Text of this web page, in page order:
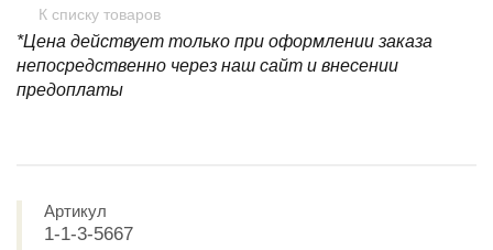
К списку товаров
*Цена действует только при оформлении заказа
непосредственно через наш сайт и внесении
предоплаты
Артикул
1-1-3-5667